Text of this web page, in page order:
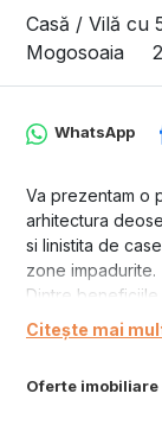
Casă / Vilă cu
Mogosoaia
Oferte imobiliare
WhatsApp
Va prezentam o
arhitectura
si linistita de
zone impadurite.
Dintre beneficiile
- pretul include
in poze (mai
perene si o
Citește mai